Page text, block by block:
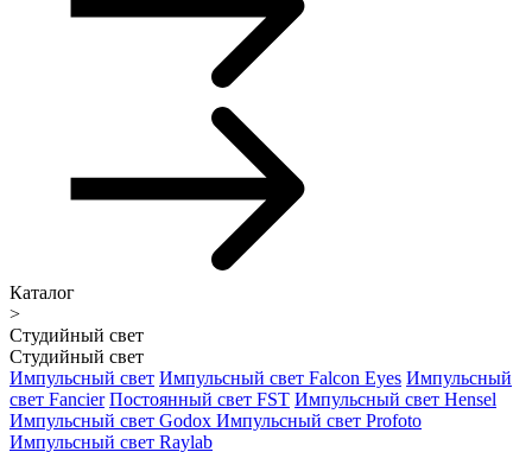
Каталог
>
Студийный свет
Студийный свет
Импульсный свет Импульсный свет Falcon Eyes Импульсный
свет Fancier Постоянный свет FST Импульсный свет Hensel
Импульсный свет Godox Импульсный свет Profoto
Импульсный свет Raylab